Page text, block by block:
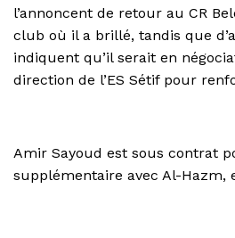
l’annoncent de retour au CR
club où il a brillé, tandis que
indiquent qu’il serait en
direction de l’ES Sétif pour
Amir Sayoud est sous contrat
supplémentaire avec Al-Hazm,